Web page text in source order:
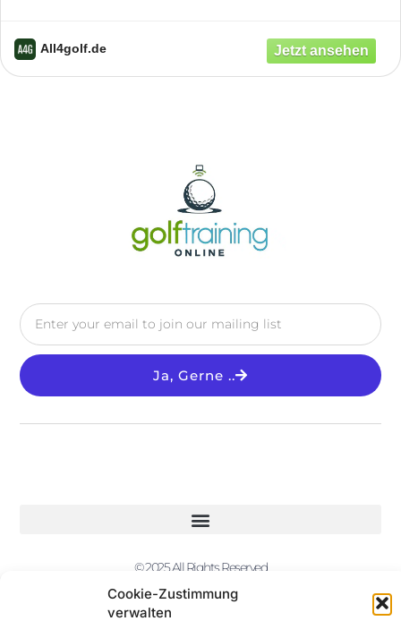
Cookie-Zustimmung
verwalten
All4golf.de
Ja, Gerne ..
© 2025 All Rights Reserved